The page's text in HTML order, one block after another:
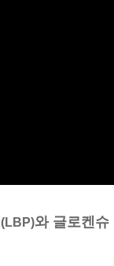
(LBP)와 글로켄슈